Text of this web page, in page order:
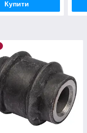
Купити